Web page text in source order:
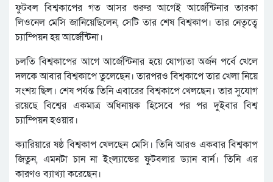
ফুটবল বিশ্বকাপের গত আসর শুরুর আগেই আর্জেন্টিনার তারকা
লিওনেল মেসি জানিয়েছিলেন, সেটি তার শেষ বিশ্বকাপ। তার নেতৃত্বে
চ্যাম্পিয়ন হয় আর্জেন্টিনা।
চলতি বিশ্বকাপের আগে আর্জেন্টিনার হয়ে যোগ্যতা অর্জন পর্বে খেলে
দলকে আবার বিশ্বকাপে তুলেছেন। তারপরও বিশ্বকাপে তার খেলা নিয়ে
সংশয় ছিল। শেষ পর্যন্ত তিনি এবারের বিশ্বকাপে খেলছেন। তার সুযোগ
রয়েছে বিশ্বের একমাত্র অধিনায়ক হিসেবে পর পর দুইবার বিশ্ব
চ্যাম্পিয়ন হওয়ার।
ক্যারিয়ারে ষষ্ঠ বিশ্বকাপ খেলছেন মেসি। তিনি আরও একবার বিশ্বকাপ
জিতুন, এমনটা চান না ইংল্যান্ডের ফুটবলার ড্যান বার্ন। তিনি এর
কারণও ব্যাখ্যা করেছেন।